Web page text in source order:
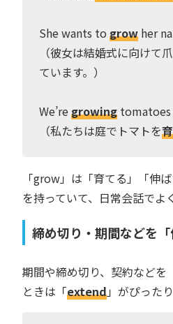
She wants to grow her
（彼女は結婚式に向けて
ています。）
We’regrowing tomatoes
（私たちは庭でトマトを
「grow」は「育てる」「伸
を持っていて、日常会話でよ
締め切り・期間などを「
期間や締め切り、契約などを
ときは「extend」がぴったり